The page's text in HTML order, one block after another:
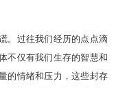
过往我们经历的点点滴
不仅有我们生存的智慧和
的情绪和压力，这些封存